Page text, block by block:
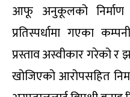
आफू अनुकूलको निर्माण
प्रतिस्पर्धामा गएका
प्रस्ताव अस्वीकार गरेको र
खोजिएको आरोपसहित